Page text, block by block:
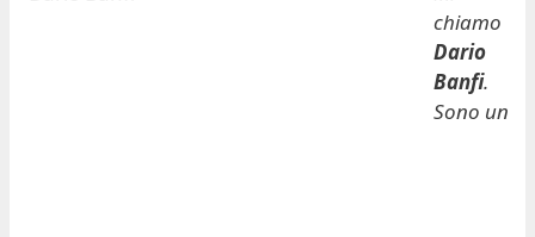
chiamo
Dario
Banfi.
Sono un